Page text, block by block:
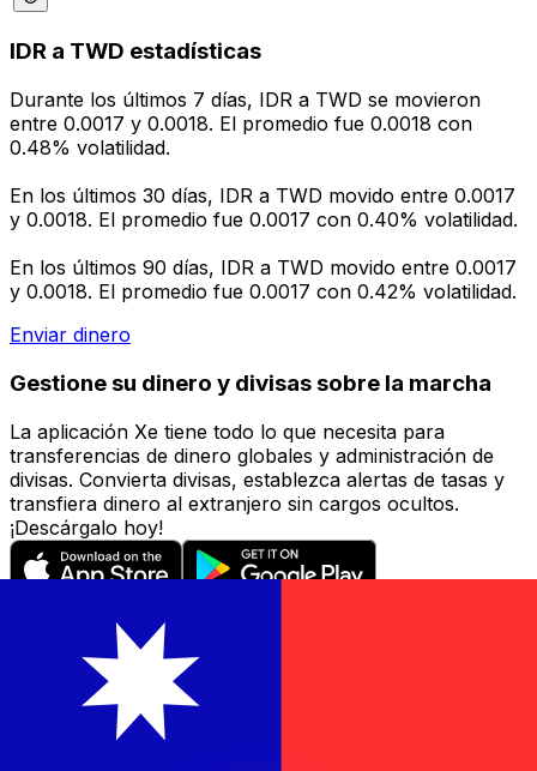
IDR a TWD estadísticas
Durante los últimos 7 días, IDR a TWD se movieron
entre 0.0017 y 0.0018. El promedio fue 0.0018 con
0.48% volatilidad.
En los últimos 30 días, IDR a TWD movido entre 0.0017
y 0.0018. El promedio fue 0.0017 con 0.40% volatilidad.
En los últimos 90 días, IDR a TWD movido entre 0.0017
y 0.0018. El promedio fue 0.0017 con 0.42% volatilidad.
Enviar dinero
Gestione su dinero y divisas sobre la marcha
La aplicación Xe tiene todo lo que necesita para
transferencias de dinero globales y administración de
divisas. Convierta divisas, establezca alertas de tasas y
transfiera dinero al extranjero sin cargos ocultos.
¡Descárgalo hoy!